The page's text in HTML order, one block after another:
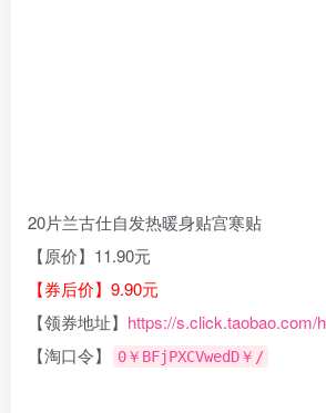
20片兰古仕自发热暖身贴宫寒贴
【原价】11.90元
【券后价】9.90元
【领券地址】 https://s.click.taobao.com/
【淘口令】
0￥BFjPXCVwedD￥/